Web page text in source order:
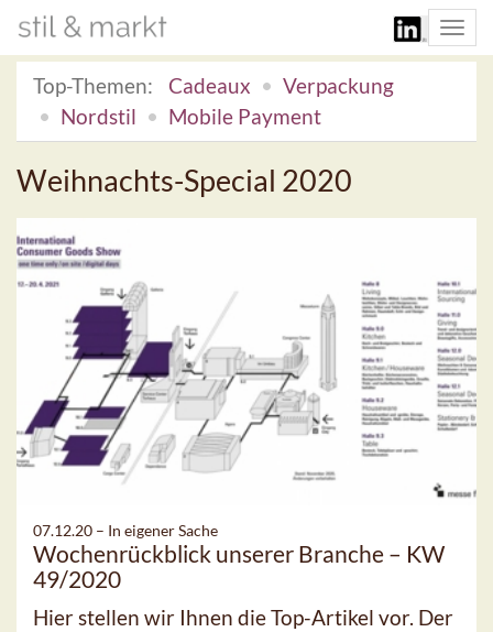
Top-Themen:
Cadeaux
Verpackung
Nordstil
Mobile Payment
Weihnachts-Special 2020
07.12.20 – In eigener Sache
Wochenrückblick unserer Branche – KW
49/2020
Hier stellen wir Ihnen die Top-Artikel vor. Der